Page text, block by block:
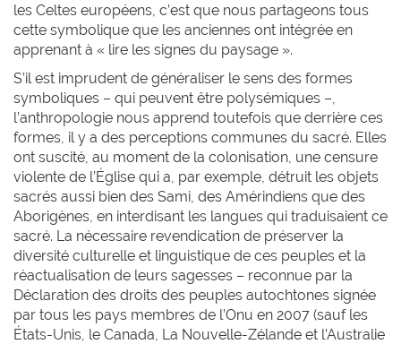
les Celtes européens, c’est que nous partageons tous
cette symbolique que les anciennes ont intégrée en
apprenant à « lire les signes du paysage ».
S’il est imprudent de généraliser le sens des formes
symboliques – qui peuvent être polysémiques –,
l’anthropologie nous apprend toutefois que derrière ces
formes, il y a des perceptions communes du sacré. Elles
ont suscité, au moment de la colonisation, une censure
violente de l’Église qui a, par exemple, détruit les objets
sacrés aussi bien des Sami, des Amérindiens que des
Aborigènes, en interdisant les langues qui traduisaient ce
sacré. La nécessaire revendication de préserver la
diversité culturelle et linguistique de ces peuples et la
réactualisation de leurs sagesses – reconnue par la
Déclaration des droits des peuples autochtones signée
par tous les pays membres de l’Onu en 2007 (sauf les
États-Unis, le Canada, La Nouvelle-Zélande et l’Australie